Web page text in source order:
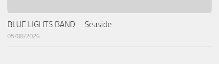
BLUE LIGHTS BAND – Seaside
05/08/2026